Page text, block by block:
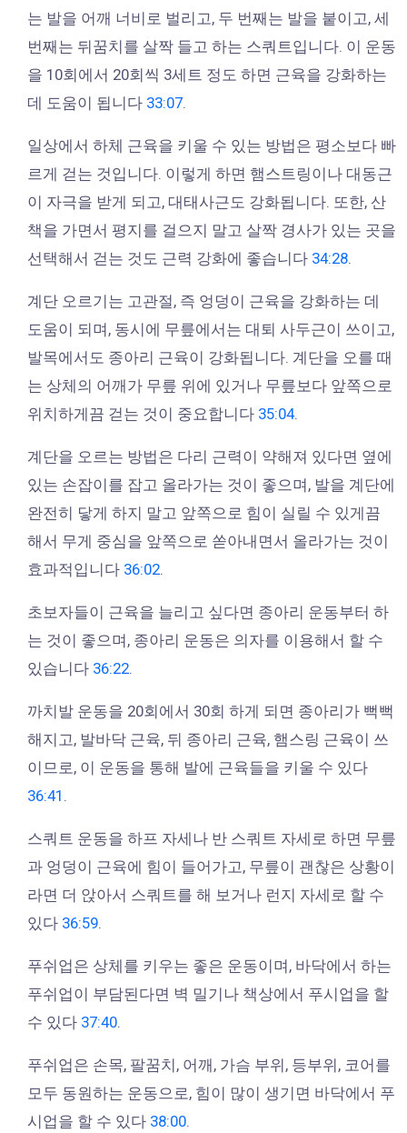
는 발을 어깨 너비로 벌리고, 두 번째는 발을 붙이고, 세
번째는 뒤꿈치를 살짝 들고 하는 스쿼트입니다. 이 운동
을 10회에서 20회씩 3세트 정도 하면 근육을 강화하는
데 도움이 됩니다 33:07
일상에서 하체 근육을 키울 수 있는 방법은 평소보다 빠
르게 걷는 것입니다. 이렇게 하면 햄스트링이나 대동근
이 자극을 받게 되고, 대태사근도 강화됩니다. 또한, 산
책을 가면서 평지를 걸으지 말고 살짝 경사가 있는 곳을
선택해서 걷는 것도 근력 강화에 좋습니다 34:28
계단 오르기는 고관절, 즉 엉덩이 근육을 강화하는 데
도움이 되며, 동시에 무릎에서는 대퇴 사두근이 쓰이고,
발목에서도 종아리 근육이 강화됩니다. 계단을 오를 때
는 상체의 어깨가 무릎 위에 있거나 무릎보다 앞쪽으로
위치하게끔 걷는 것이 중요합니다 35:04.
계단을 오르는 방법은 다리 근력이 약해져 있다면 옆에
있는 손잡이를 잡고 올라가는 것이 좋으며, 발을 계단에
완전히 닿게 하지 말고 앞쪽으로 힘이 실릴 수 있게끔
해서 무게 중심을 앞쪽으로 쏟아내면서 올라가는 것이
효과적입니다 36:02
초보자들이 근육을 늘리고 싶다면 종아리 운동부터 하
는 것이 좋으며, 종아리 운동은 의자를 이용해서 할 수
있습니다 36:22
까치발 운동을 20회에서 30회 하게 되면 종아리가 뻑뻑
해지고, 발바닥 근육, 뒤 종아리 근육, 햄스링 근육이 쓰
이므로, 이 운동을 통해 발에 근육들을 키울 수 있다
36:41
스쿼트 운동을 하프 자세나 반 스쿼트 자세로 하면 무릎
과 엉덩이 근육에 힘이 들어가고, 무릎이 괜찮은 상황이
라면 더 앉아서 스쿼트를 해 보거나 런지 자세로 할 수
있다 36:59
푸쉬업은 상체를 키우는 좋은 운동이며, 바닥에서 하는
푸쉬업이 부담된다면 벽 밀기나 책상에서 푸시업을 할
수 있다 37:40
푸쉬업은 손목, 팔꿈치, 어깨, 가슴 부위, 등부위, 코어를
모두 동원하는 운동으로, 힘이 많이 생기면 바닥에서 푸
시업을 할 수 있다 38:00